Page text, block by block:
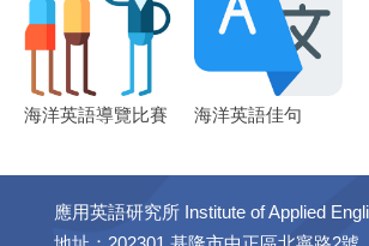
海洋英語導覽比賽 海洋英語佳句
應用英語研究所 Institute of Applied